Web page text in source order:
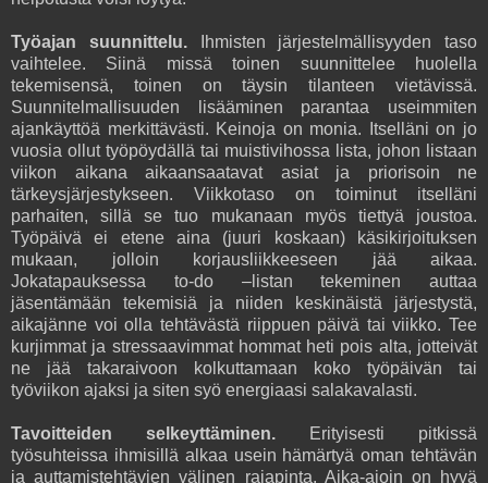
Työajan suunnittelu.
Ihmisten järjestelmällisyyden taso
vaihtelee. Siinä missä toinen suunnittelee huolella
tekemisensä, toinen on täysin tilanteen vietävissä.
Suunnitelmallisuuden lisääminen parantaa useimmiten
ajankäyttöä merkittävästi. Keinoja on monia. Itselläni on jo
vuosia ollut työpöydällä tai muistivihossa lista, johon listaan
viikon aikana aikaansaatavat asiat ja priorisoin ne
tärkeysjärjestykseen. Viikkotaso on toiminut itselläni
parhaiten, sillä se tuo mukanaan myös tiettyä joustoa.
Työpäivä ei etene aina (juuri koskaan) käsikirjoituksen
mukaan, jolloin korjausliikkeeseen jää aikaa.
Jokatapauksessa to-do –listan tekeminen auttaa
jäsentämään tekemisiä ja niiden keskinäistä järjestystä,
aikajänne voi olla tehtävästä riippuen päivä tai viikko. Tee
kurjimmat ja stressaavimmat hommat heti pois alta, jotteivät
ne jää takaraivoon kolkuttamaan koko työpäivän tai
työviikon ajaksi ja siten syö energiaasi salakavalasti.
Tavoitteiden selkeyttäminen. Erityisesti pitkissä
työsuhteissa ihmisillä alkaa usein hämärtyä oman tehtävän
ja auttamistehtävien välinen rajapinta. Aika-ajoin on hyvä